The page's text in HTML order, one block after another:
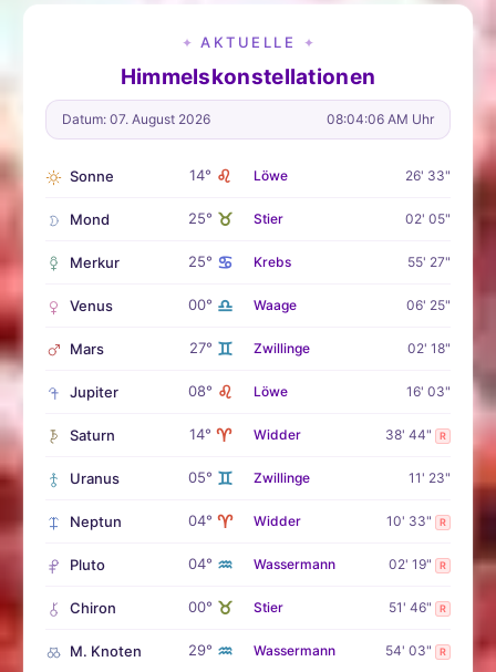
✦ AKTUELLE ✦
Himmelskonstellationen
Datum: 07. August 2026 08:04:07 AM Uhr
Sonne 14° ♌ Löwe 26' 33"
Mond 25° ♉ Stier 02' 05"
Merkur 25° ♋ Krebs 55' 27"
Venus 00° ♎ Waage 06' 25"
Mars 27° ♊ Zwillinge 02' 18"
Jupiter 08° ♌ Löwe 16' 03"
Saturn 14° ♈ Widder 38' 44" R
Uranus 05° ♊ Zwillinge 11' 23"
Neptun 04° ♈ Widder 10' 33" R
Pluto 04° ♒ Wassermann 02' 19" R
Chiron 00° ♉ Stier 51' 46" R
M. Knoten 29° ♒ Wassermann 54' 03" R